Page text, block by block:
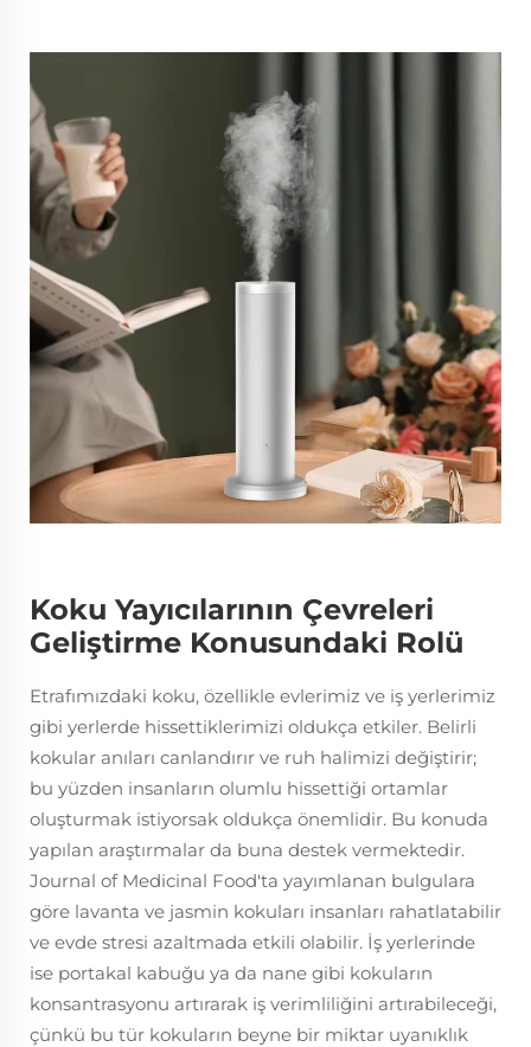
Koku Yayıcılarının Çevreleri
Geliştirme Konusundaki Rolü
Etrafımızdaki koku, özellikle evlerimiz ve iş yerlerimiz
gibi yerlerde hissettiklerimizi oldukça etkiler. Belirli
kokular anıları canlandırır ve ruh halimizi değiştirir;
bu yüzden insanların olumlu hissettiği ortamlar
oluşturmak istiyorsak oldukça önemlidir. Bu konuda
yapılan araştırmalar da buna destek vermektedir.
Journal of Medicinal Food'ta yayımlanan bulgulara
göre lavanta ve jasmin kokuları insanları rahatlatabilir
ve evde stresi azaltmada etkili olabilir. İş yerlerinde
ise portakal kabuğu ya da nane gibi kokuların
konsantrasyonu artırarak iş verimliliğini artırabileceği,
çünkü bu tür kokuların beyne bir miktar uyanıklık